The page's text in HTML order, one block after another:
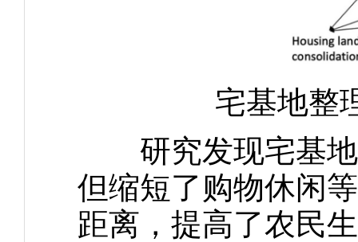
宅基地整理
研究发现宅基地
但缩短了购物休闲
距离，提高了农民